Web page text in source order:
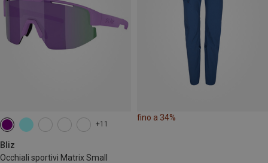
+11
Bliz
Occhiali sportivi Matrix Small
fino a 34%